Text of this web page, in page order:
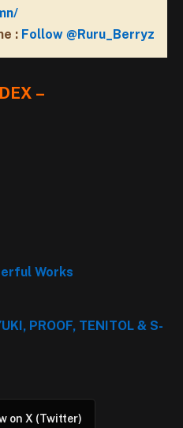
: Follow @Ruru_Berryz
–
Works
PROOF, TENITOL & S-
on X (Twitter)